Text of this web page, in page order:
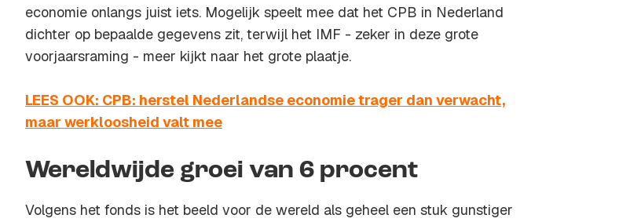
economie onlangs juist iets. Mogelijk speelt mee dat het CPB in Nederland
dichter op bepaalde gegevens zit, terwijl het IMF - zeker in deze grote
voorjaarsraming - meer kijkt naar het grote plaatje.
LEES OOK: CPB: herstel Nederlandse economie trager dan verwacht,
maar werkloosheid valt mee
Wereldwijde groei van 6 procent
Volgens het fonds is het beeld voor de wereld als geheel een stuk gunstiger